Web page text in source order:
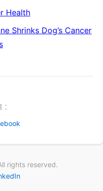
Health
Shrinks Dog’s Cancer
rights reserved.